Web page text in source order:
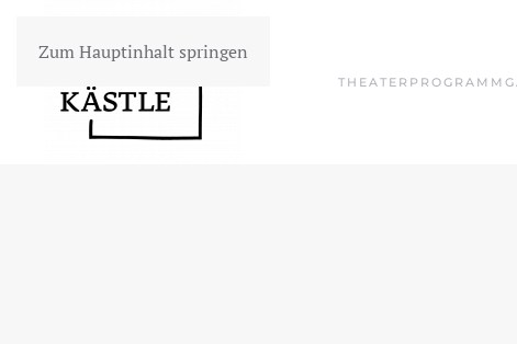
Zum Hauptinhalt springen
THEATERPROGRAMM